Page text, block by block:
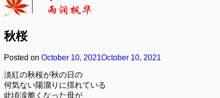
秋桜
Posted on October 10, 2021October 10, 2021
淡紅の秋桜が秋の日の
何気ない陽溜りに揺れている
此頃涙脆くなった母が